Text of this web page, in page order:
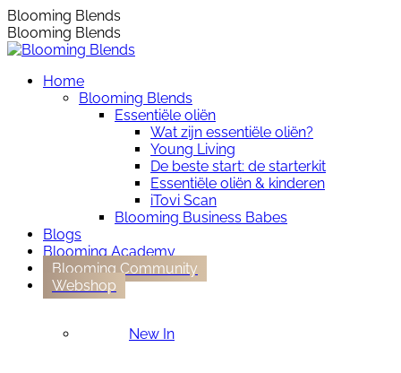
Skip
to
content
Instagram
page
opens
new
Blooming Blends
Blooming Blends
Home
Blooming Blends
Essentiële oliën
Wat zijn essentiële oliën?
Young Living
De beste start: de starterkit
Essentiële oliën & kinderen
iTovi Scan
Blooming Business Babes
Blogs
Blooming Academy
Blooming Community
Webshop
New In